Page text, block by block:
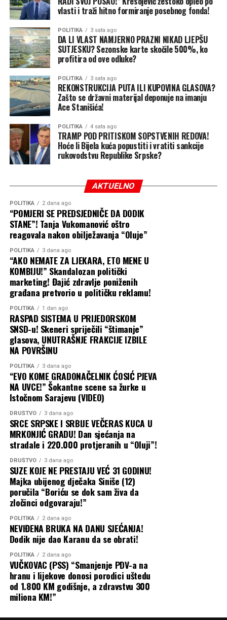
(BN)
vlasti i traži hitno formiranje posebnog fonda!
POLITIKA 3 sata ago
DA LI VLAST NAMJERNO PRAZNI NIKAD LJEPŠU
SUTJESKU? Sezonske karte skočile 500%, ko
profitira od ove odluke?
POLITIKA 3 sata ago
REKONSTRUKCIJA PUTA ILI KUPOVINA GLASOVA?
Zašto se državni materijal deponuje na imanju
Ace Stanišića!
POLITIKA 4 sata ago
TRAMP POD PRITISKOM SOPSTVENIH REDOVA!
Hoće li Bijela kuća popustiti i vratiti sankcije
rukovodstvu Republike Srpske?
AKTUELNO
POLITIKA 2 dana ago
“POMJERI SE PREDSJEDNIČE DA DODIK
STANE”! Tanja Vukomanović oštro
reagovala nakon obilježavanja “Oluje”
POLITIKA 3 dana ago
“AKO NEMATE ZA LJEKARA, ETO MENE U
KOMBIJU!” Skandalozan politički
marketing! Đajić zdravlje poniženih
građana pretvorio u političku reklamu!
POLITIKA 1 dan ago
RASPAD SISTEMA U PRIJEDORSKOM
SNSD-u! Skeneri spriječili “štimanje”
glasova, UNUTRAŠNJE FRAKCIJE IZBILE
NA POVRŠINU
POLITIKA 3 dana ago
“EVO KOME GRADONAČELNIK ĆOSIĆ PJEVA
NA UVCE!” Šokantne scene sa žurke u
Istočnom Sarajevu (VIDEO)
DRUŠTVO 3 dana ago
SRCE SRPSKE I SRBIJE VEČERAS KUCA U
MRKONJIĆ GRADU! Dan sjećanja na
stradale i 220.000 protjeranih u “Oluji”!
DRUŠTVO 3 dana ago
SUZE KOJE NE PRESTAJU VEĆ 31 GODINU!
Majka ubijenog dječaka Siniše (12)
poručila “Boriću se dok sam živa da
zločinci odgovaraju!”
POLITIKA 2 dana ago
NEVIĐENA BRUKA NA DANU SJEĆANJA!
Dodik nije dao Karanu da se obrati!
POLITIKA 2 dana ago
VUČKOVAC (PSS) “Smanjenje PDV-a na
hranu i lijekove donosi porodici uštedu
od 1.800 KM godišnje, a zdravstvu 300
miliona KM!”